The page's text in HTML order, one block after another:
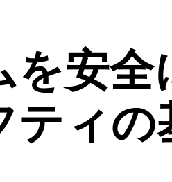
を安
ティの